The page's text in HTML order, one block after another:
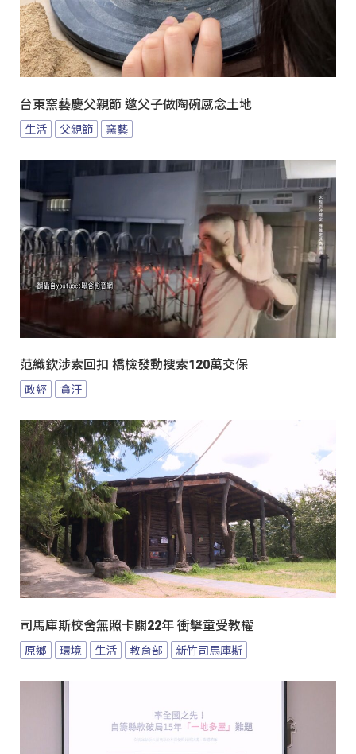
台東窯藝慶父親節 邀父子做陶碗感念土地
生活 父親節 窯藝
范織欽涉索回扣 橋檢發動搜索120萬交保
政經 貪汙
司馬庫斯校舍無照卡關22年 衝擊童受教權
原鄉 環境 生活 教育部 新竹司馬庫斯